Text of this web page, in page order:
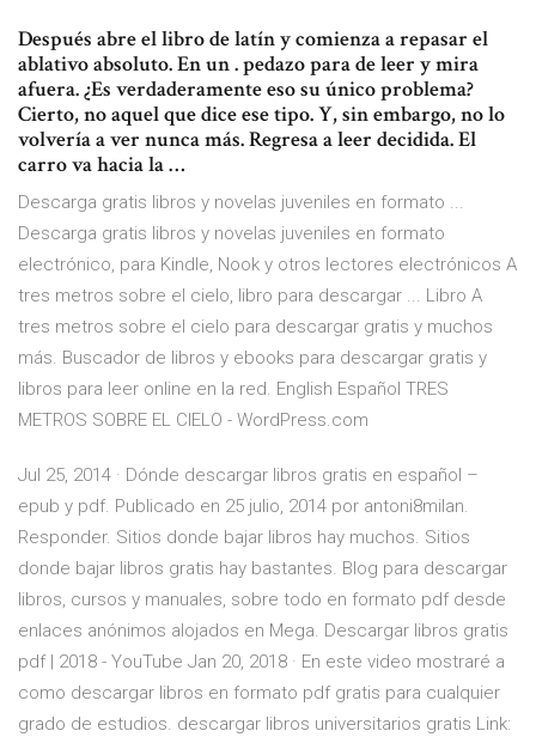
Después abre el libro de latín y comienza a repasar el
ablativo absoluto. En un . pedazo para de leer y mira
afuera. ¿Es verdaderamente eso su único problema?
Cierto, no aquel que dice ese tipo. Y, sin embargo, no lo
volvería a ver nunca más. Regresa a leer decidida. El
carro va hacia la …
Descarga gratis libros y novelas juveniles en formato ...
Descarga gratis libros y novelas juveniles en formato
electrónico, para Kindle, Nook y otros lectores electrónicos A
tres metros sobre el cielo, libro para descargar ... Libro A
tres metros sobre el cielo para descargar gratis y muchos
más. Buscador de libros y ebooks para descargar gratis y
libros para leer online en la red. English Español TRES
METROS SOBRE EL CIELO - WordPress.com
Jul 25, 2014 · Dónde descargar libros gratis en español –
epub y pdf. Publicado en 25 julio, 2014 por antoni8milan.
Responder. Sitios donde bajar libros hay muchos. Sitios
donde bajar libros gratis hay bastantes. Blog para descargar
libros, cursos y manuales, sobre todo en formato pdf desde
enlaces anónimos alojados en Mega. Descargar libros gratis
pdf | 2018 - YouTube Jan 20, 2018 · En este video mostraré a
como descargar libros en formato pdf gratis para cualquier
grado de estudios. descargar libros universitarios gratis Link: